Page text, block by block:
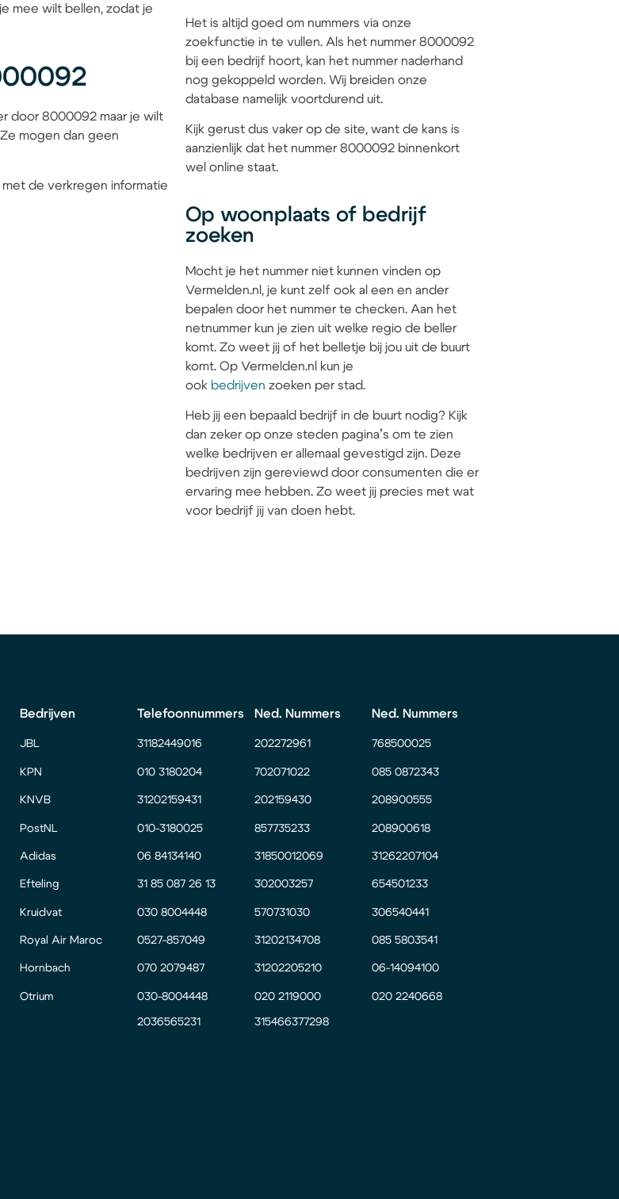
mee wilt bellen, zodat je
door 8000092 maar je wilt
mogen dan geen
de verkregen informatie
Het is altijd goed om nummers via onze
zoekfunctie in te vullen. Als het nummer 8000092
bij een bedrijf hoort, kan het nummer naderhand
nog gekoppeld worden. Wij breiden onze
database namelijk voortdurend uit.
Kijk gerust dus vaker op de site, want de kans is
aanzienlijk dat het nummer 8000092 binnenkort
wel online staat.
Op woonplaats of bedrijf
zoeken
Mocht je het nummer niet kunnen vinden op
Vermelden.nl, je kunt zelf ook al een en ander
bepalen door het nummer te checken. Aan het
netnummer kun je zien uit welke regio de beller
komt. Zo weet jij of het belletje bij jou uit de buurt
komt. Op Vermelden.nl kun je
ook bedrijven zoeken per stad.
Heb jij een bepaald bedrijf in de buurt nodig? Kijk
dan zeker op onze steden pagina’s om te zien
welke bedrijven er allemaal gevestigd zijn. Deze
bedrijven zijn gereviewd door consumenten die er
ervaring mee hebben. Zo weet jij precies met wat
voor bedrijf jij van doen hebt.
Bedrijven
JBL
KPN
KNVB
PostNL
Adidas
Efteling
Kruidvat
Royal Air Maroc
Hornbach
Otrium
Telefoonnummers
31182449016
010 3180204
31202159431
010-3180025
06 84134140
31 85 087 26 13
030 8004448
0527-857049
070 2079487
030-8004448
2036565231
Ned. Nummers
202272961
702071022
202159430
857735233
31850012069
302003257
570731030
31202134708
31202205210
020 2119000
315466377298
Ned. Nummers
768500025
085 0872343
208900555
208900618
31262207104
654501233
306540441
085 5803541
06-14094100
020 2240668